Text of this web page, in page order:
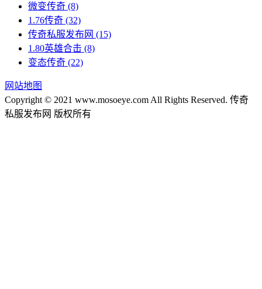
微变传奇 (8)
1.76传奇 (32)
传奇私服发布网 (15)
1.80英雄合击 (8)
变态传奇 (22)
网站地图
Copyright © 2021 www.mosoeye.com All Rights Reserved. 传奇
私服发布网 版权所有